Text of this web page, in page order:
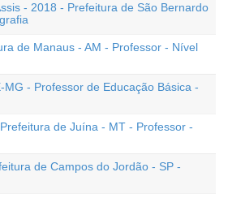
- 2018 - Prefeitura de São Bernardo
de Manaus - AM - Professor - Nível
MG - Professor de Educação Básica -
de Juína - MT - Professor -
de Campos do Jordão - SP -